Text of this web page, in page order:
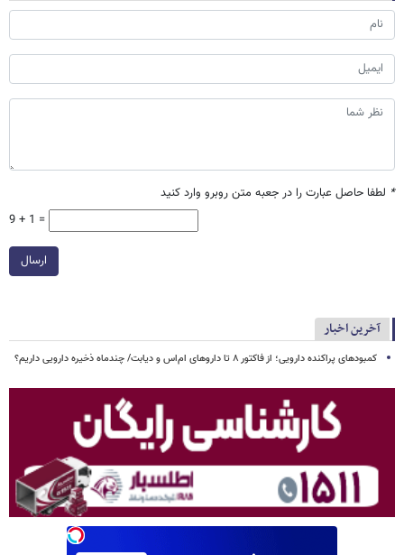
* لطفا حاصل عبارت را در جعبه متن روبرو وارد کنید
9 + 1 =
ارسال
آخرین اخبار
کمبودهای پراکنده دارویی؛ از فاکتور ۸ تا داروهای ام‌اس و دیابت/ چندماه ذخیره دارویی داریم؟